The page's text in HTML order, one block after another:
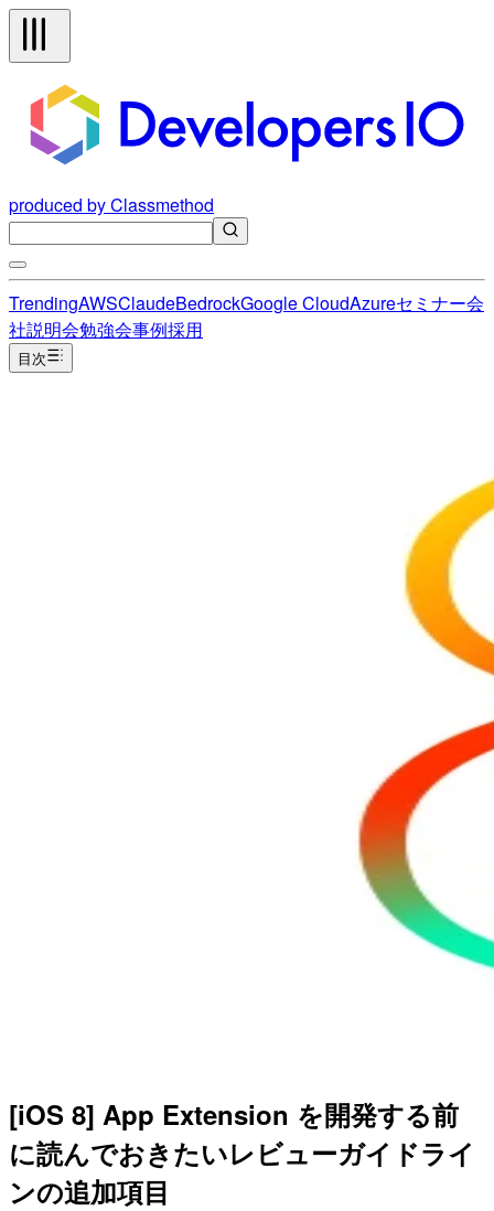
produced by Classmethod
TrendingAWSClaudeBedrockGoogle CloudAzureセミナー会
社説明会勉強会事例採用
目次
[iOS 8] App Extension を開発する前
に読んでおきたいレビューガイドライ
ンの追加項目